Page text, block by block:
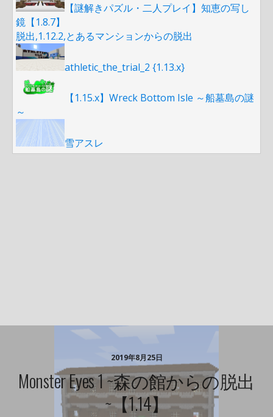
【謎解きパズル・二人プレイ】知恵の写し
鏡【1.8.7】
脱出,1.12.2,とあるマンションからの脱出
athletic_the_trial_2 {1.13.x}
【1.15.x】Wreck Bottom Isle ～船墓島の謎
～
雪アスレ
2019年8月25日
Monster Eyes 1 ~森の館からの脱出
~【1.14】